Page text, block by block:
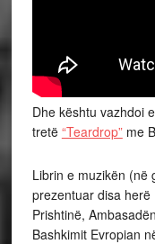
Dhe kështu vazhdoi
tretë “Teardrop”me
Librin e muzikën (në
prezentuar disa herë
Prishtinë,
Bashkimit Evropian